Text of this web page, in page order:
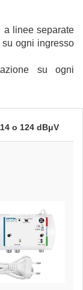
a linee separate
ogni ingresso
su ogni
o 124 dBμV